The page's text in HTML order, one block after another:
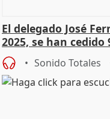
El delegado José
2025, se han
Sonido Totales